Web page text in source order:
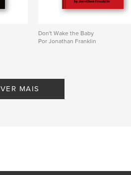
Don't Wake the Baby
Por Jonathan Franklin
VER MAIS